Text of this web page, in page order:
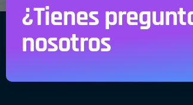
¿Tienes
nosotros